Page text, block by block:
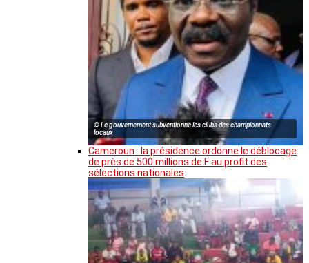
© Le gouvernement subventionne les clubs des championnats
locaux
Cameroun : la présidence ordonne le déblocage
de près de 500 millions de F au profit des
sélections nationales